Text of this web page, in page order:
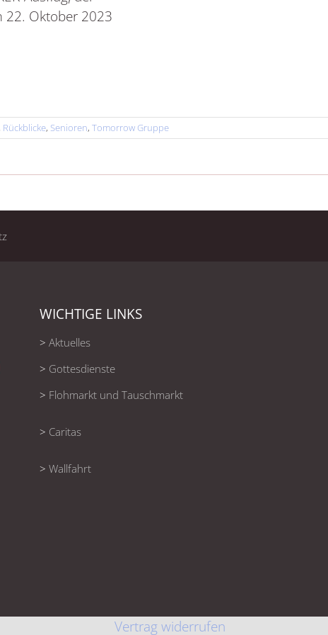
22. Oktober 2023
Rückblicke, Senioren, Tomorrow Gruppe
WICHTIGE LINKS
> Aktuelles
> Gottesdienste
> Flohmarkt und Tauschmarkt
> Caritas
> Wallfahrt
Vertrag widerrufen